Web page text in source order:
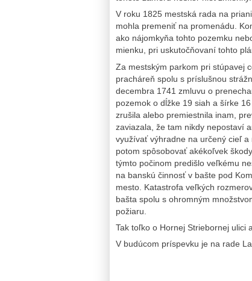
V roku 1825 mestská rada na
mohla premeniť na promenádu.
ako nájomkyňa tohto pozemku
mienku, pri uskutočňovaní tohto
Za mestským parkom pri stúpavej
pracháreň spolu s príslušnou
decembra 1741 zmluvu o
pozemok o dĺžke 19 siah a šírke
zrušila alebo premiestnila inam,
zaviazala, že tam nikdy nepostaví
využívať výhradne na určený cieľ
potom spôsobovať akékoľvek
týmto počinom predišlo veľkému
na banskú činnosť v bašte pod
mesto. Katastrofa veľkých
bašta spolu s ohromným
požiaru.
Tak toľko o Hornej Striebornej ulici
V budúcom príspevku je na rade